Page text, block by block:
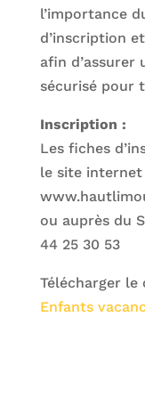
l’importance
d’inscription
afin d’assurer
sécurisé pour
Inscription :
Les fiches
le site internet
ou auprès du
44 25 30 53
Télécharger le
Enfants